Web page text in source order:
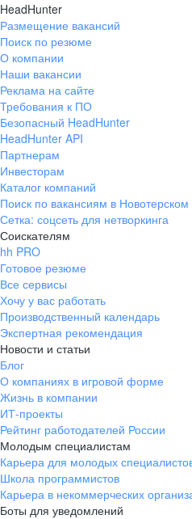
HeadHunter
Размещение вакансий
Поиск по резюме
О компании
Наши вакансии
Реклама на сайте
Требования к ПО
Безопасный HeadHunter
HeadHunter API
Партнерам
Инвесторам
Каталог компаний
Поиск по вакансиям в Новотерском
Сетка: соцсеть для нетворкинга
Соискателям
hh PRO
Готовое резюме
Все сервисы
Хочу у вас работать
Производственный календарь
Экспертная рекомендация
Новости и статьи
Блог
О компаниях в игровой форме
Жизнь в компании
ИТ-проекты
Рейтинг работодателей России
Молодым специалистам
Карьера для молодых
Школа программистов
Карьера в некоммерческих
Боты для уведомлений